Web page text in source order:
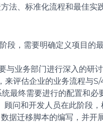
法、标准化流程和最佳实
段，需要明确定义项目的
业务部门进行深入的研
评估企业的业务流程与
最终需要进行的配置和必
问和开发人员在此阶段，
据迁移脚本的编写，并开